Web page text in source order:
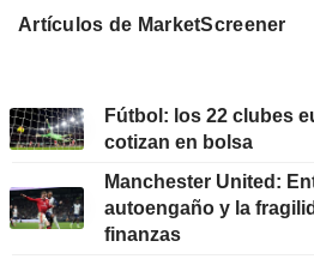
Artículos de MarketScreener
Fútbol: los 22 clubes
cotizan en bolsa
Manchester United:
autoengaño y la
finanzas